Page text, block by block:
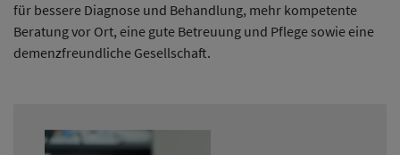
für bessere Diagnose und Behandlung, mehr kompetente
Beratung vor Ort, eine gute Betreuung und Pflege sowie eine
demenzfreundliche Gesellschaft.